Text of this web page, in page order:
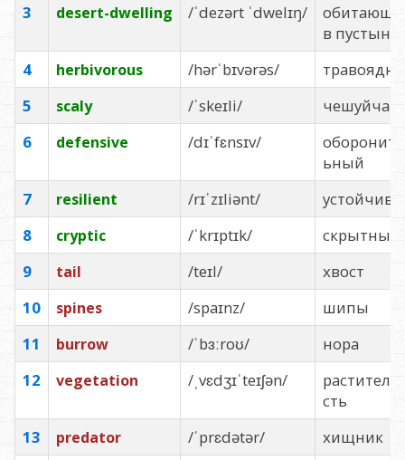
3
desert-dwelling /ˈdezərt ˈdwelɪŋ/
в пустыне
4
herbivorous /hərˈbɪvərəs/
5
scaly /ˈskeɪli/
6
defensive /dɪˈfɛnsɪv/
ьный
7
resilient /rɪˈzɪliənt/
8
cryptic /ˈkrɪptɪk/
скрытный
9
tail /teɪl/
хвост
10
spines /spaɪnz/
шипы
11
burrow /ˈbɜːroʊ/
нора
12
vegetation /ˌvɛdʒɪˈteɪʃən/
сть
13
predator /ˈprɛdətər/
хищник